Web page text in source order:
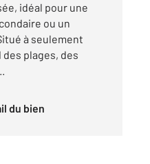
idéal pour une
ou un
à seulement
plages, des
du bien